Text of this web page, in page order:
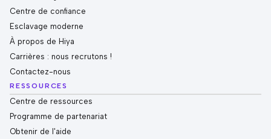
Centre de confiance
Esclavage moderne
À propos de Hiya
Carrières : nous recrutons !
Contactez-nous
RESSOURCES
Centre de ressources
Programme de partenariat
Obtenir de l'aide